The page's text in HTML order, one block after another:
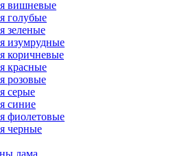
вишневые
голубые
зеленые
изумрудные
коричневые
красные
розовые
серые
синие
фиолетовые
черные
лама